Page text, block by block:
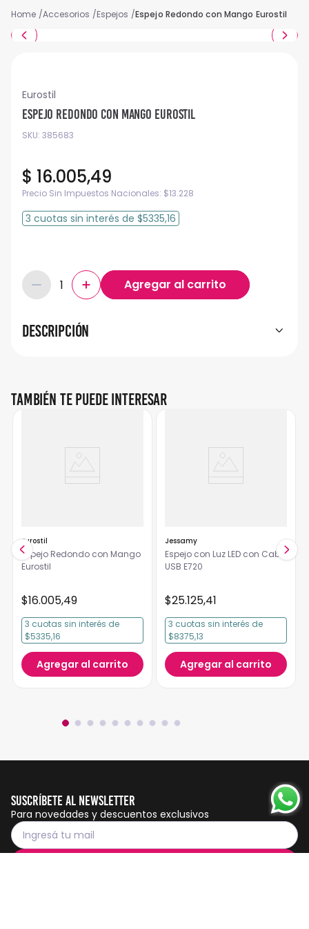
Accesorios Espejos Espejo Redondo con Mango Eurostil
Eurostil
Espejo Redondo con Mango Eurostil
SKU: 385683
$ 16.005,49
Precio Sin Impuestos Nacionales: $13.228
3 cuotas sin interés de $5335,16
Descripción
También te puede interesar
Eurostil
Espejo Redondo con Mango
Eurostil
$16.005,49
3 cuotas sin interés de
$5335,16
Agregar al carrito
Jessamy
Espejo con Luz LED con Cable
USB E720
$25.125,41
3 cuotas sin interés de
$8375,13
Agregar al carrito
Suscríbete al Newsletter
Para novedades y descuentos exclusivos